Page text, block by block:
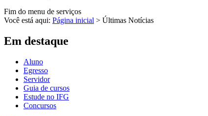
Fim do menu de serviços
Você está aqui: Página inicial > Últimas Notícias
Em destaque
Aluno
Egresso
Servidor
Guia de cursos
Estude no IFG
Concursos